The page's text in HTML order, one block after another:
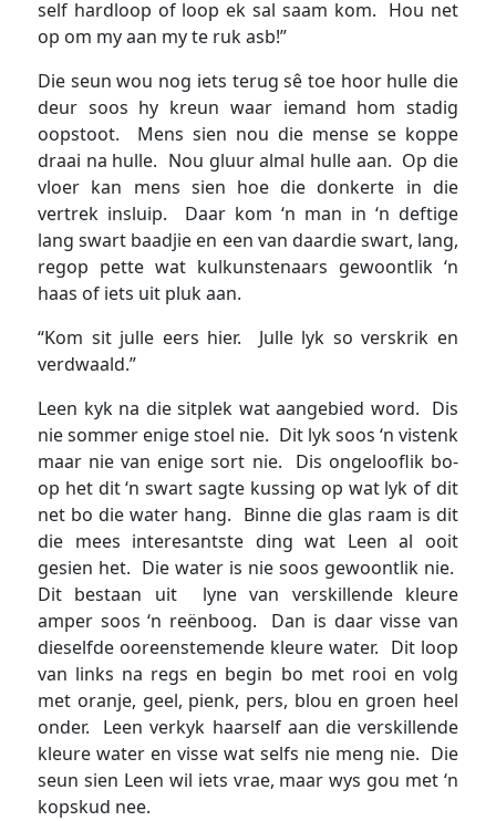
self hardloop of loop ek sal saam kom. Hou net
op om my aan my te ruk asb!”
Die seun wou nog iets terug sê toe hoor hulle die
deur soos hy kreun waar iemand hom stadig
oopstoot. Mens sien nou die mense se koppe
draai na hulle. Nou gluur almal hulle aan. Op die
vloer kan mens sien hoe die donkerte in die
vertrek insluip. Daar kom ‘n man in ‘n deftige
lang swart baadjie en een van daardie swart, lang,
regop pette wat kulkunstenaars gewoontlik ‘n
haas of iets uit pluk aan.
“Kom sit julle eers hier. Julle lyk so verskrik en
verdwaald.”
Leen kyk na die sitplek wat aangebied word. Dis
nie sommer enige stoel nie. Dit lyk soos ‘n vistenk
maar nie van enige sort nie. Dis ongelooflik bo-
op het dit ‘n swart sagte kussing op wat lyk of dit
net bo die water hang. Binne die glas raam is dit
die mees interesantste ding wat Leen al ooit
gesien het. Die water is nie soos gewoontlik nie.
Dit bestaan uit lyne van verskillende kleure
amper soos ‘n reënboog. Dan is daar visse van
dieselfde ooreenstemende kleure water. Dit loop
van links na regs en begin bo met rooi en volg
met oranje, geel, pienk, pers, blou en groen heel
onder. Leen verkyk haarself aan die verskillende
kleure water en visse wat selfs nie meng nie. Die
seun sien Leen wil iets vrae, maar wys gou met ‘n
kopskud nee.